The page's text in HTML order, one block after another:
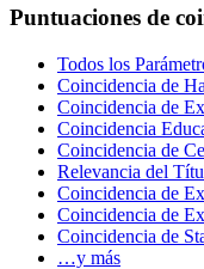
Puntuaciones de
Todos los
Coincidencia de
Coincidencia de
Coincidencia
Coincidencia de
Relevancia del
Coincidencia de
Coincidencia de
Coincidencia de
…y más